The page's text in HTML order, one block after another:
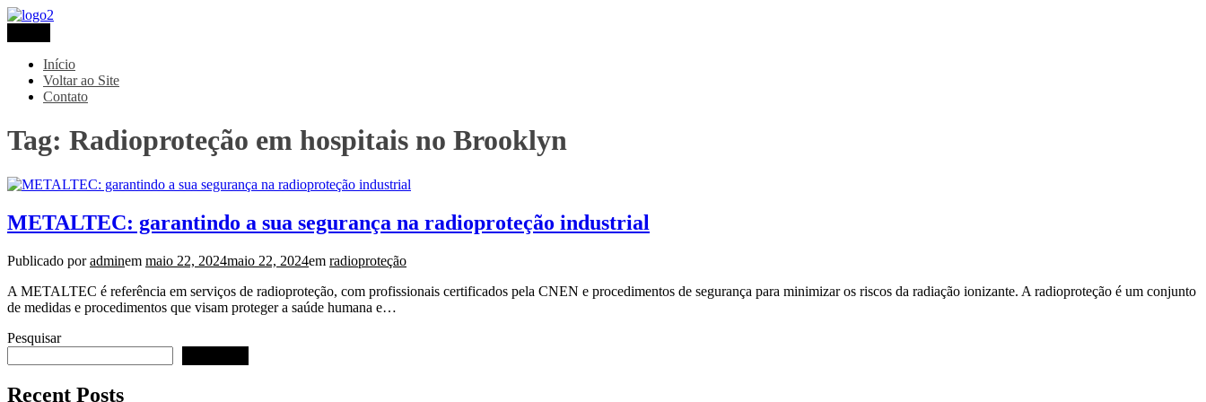
Pular
o
conteúdo
Metaltec
Blog
Início
Voltar ao Site
Contato
Tag: Radioproteção em hospitais no Brooklyn
METALTEC: garantindo a sua segurança na radioproteção industrial
Publicado poradminem maio 22, 2024maio 22, 2024em radioproteção
A METALTEC é referência em serviços de radioproteção, com profissionais certificados pela CNEN e procedimentos de segurança para minimizar os riscos da radiação ionizante. A radioproteção é um conjunto
de medidas e procedimentos que visam proteger a saúde humana e…
Pesquisar
Recent Posts